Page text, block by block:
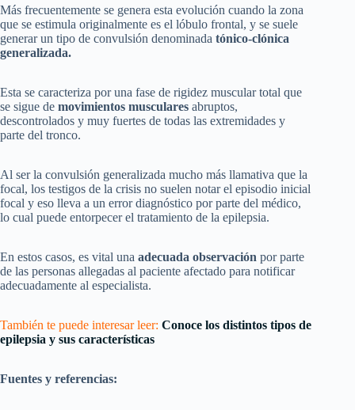
Más frecuentemente se genera esta evolución cuando la zona
que se estimula originalmente es el lóbulo frontal, y se suele
generar un tipo de convulsión denominada tónico-clónica
generalizada.
Esta se caracteriza por una fase de rigidez muscular total que
se sigue de movimientos musculares abruptos,
descontrolados y muy fuertes de todas las extremidades y
parte del tronco.
Al ser la convulsión generalizada mucho más llamativa que la
focal, los testigos de la crisis no suelen notar el episodio inicial
focal y eso lleva a un error diagnóstico por parte del médico,
lo cual puede entorpecer el tratamiento de la epilepsia.
En estos casos, es vital una adecuada observación por parte
de las personas allegadas al paciente afectado para notificar
adecuadamente al especialista.
También te puede interesar leer: Conoce los distintos tipos de
epilepsia y sus características
Fuentes y referencias: